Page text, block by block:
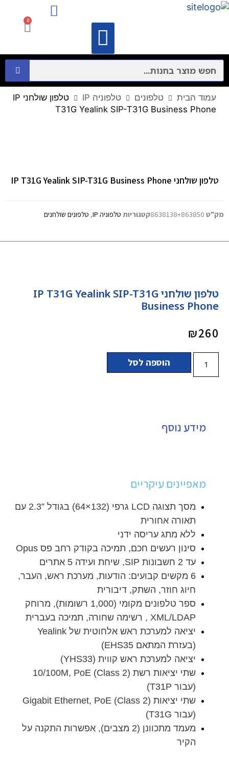
0
עמוד הבית טלפונים טלפוניה IP
טלפון שולחני IP
T31G Yealink SIP-T31G Business Phone
טלפון שולחני IP T31G Yealink SIP-T31G
Business Phone
₪260
הוספה לסל
מידע נוסף
מאפיינים עיקריים
מסך תצוגה LCD גרפי (132×64) בגודל ”2.3 עם
תאורה אחורית
ללא מתג עריסה ידני
סינון רעשים חכם, תמיכה בקודק רחב פס Opus
עד 2 חשבונות SIP, שיחת ועידה 5 אתרים
6 מקשים קבועים: הודעות, מערכת ראש, העבר,
חיוג חוזר, השתק, דיבורית
ספר טלפונים מקומי (1,000 רשומות), מרוחק
XML/LDAP , רשימה שחורה, תמיכה בעברית
יציאה למערכת ראש אלחוטית של Yealink
(בעזרת המתאם EHS35)
יציאה למערכת ראש קווית (YHS33)
שתי יציאות רשת 10/100M, PoE (Class 2)
(עבור T31P)
שתי יציאות Gigabit Ethernet, PoE (Class 2)
(עבור T31G)
מעמד מתכוונן (2 מצבים), אפשרות התקנה על
הקיר
טלפון שולחני IP T31G Yealink SIP-T31G Business Phone
מק"ט 8638138+863850קטגוריות טלפוניה IP , טלפונים שולחנים